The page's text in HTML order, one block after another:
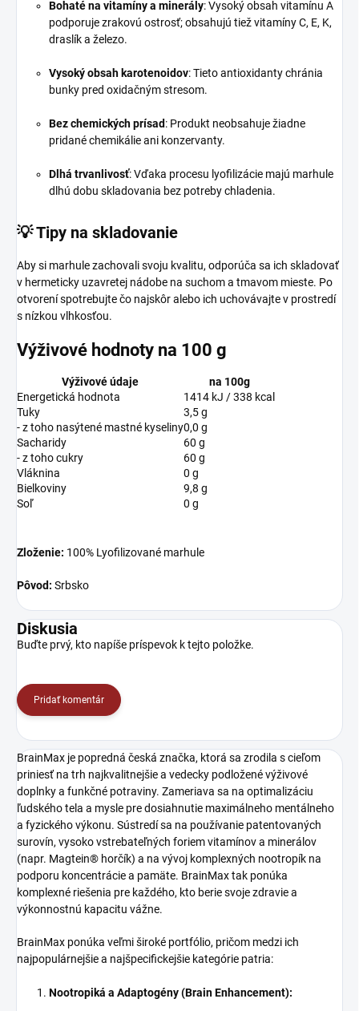
Bohaté na vitamíny a minerály:Vysoký obsah vitamínu A
podporuje zrakovú ostrosť; obsahujú tiež vitamíny C, E, K,
draslík a železo.
Vysoký obsah karotenoidov:Tieto antioxidanty chránia
bunky pred oxidačným stresom.
Bez chemických prísad: Produkt neobsahuje žiadne
pridané chemikálie ani konzervanty.
Dlhá trvanlivosť:Vďaka procesu lyofilizácie majú marhule
dlhú dobu skladovania bez potreby chladenia.
💡 Tipy na skladovanie
Aby si marhule zachovali svoju kvalitu, odporúča sa ich skladovať
v hermeticky uzavretej nádobe na suchom a tmavom mieste. Po
otvorení spotrebujte čo najskôr alebo ich uchovávajte v prostredí
s nízkou vlhkosťou.
Výživové hodnoty na 100 g
Výživové údaje
na 100g
Energetická hodnota
1414 kJ / 338 kcal
Tuky
3,5 g
- z toho nasýtené mastné kyseliny0,0 g
Sacharidy
60 g
- z toho cukry
60 g
Vláknina
0 g
Bielkoviny
9,8 g
Soľ
0 g
Zloženie: 100% Lyofilizované marhule
Pôvod: Srbsko
Diskusia
Buďte prvý, kto napíše príspevok k tejto položke.
Pridať komentár
BrainMax je popredná česká značka, ktorá sa zrodila s cieľom
priniesť na trh najkvalitnejšie a vedecky podložené výživové
doplnky a funkčné potraviny. Zameriava sa na optimalizáciu
ľudského tela a mysle pre dosiahnutie maximálneho mentálneho
a fyzického výkonu. Sústredí sa na používanie patentovaných
surovín, vysoko vstrebateľných foriem vitamínov a minerálov
(napr. Magtein® horčík) a na vývoj komplexných nootropík na
podporu koncentrácie a pamäte. BrainMax tak ponúka
komplexné riešenia pre každého, kto berie svoje zdravie a
výkonnostnú kapacitu vážne.
BrainMax ponúka veľmi široké portfólio, pričom medzi ich
najpopulárnejšie a najšpecifickejšie kategórie patria:
Nootropiká a Adaptogény (Brain Enhancement):